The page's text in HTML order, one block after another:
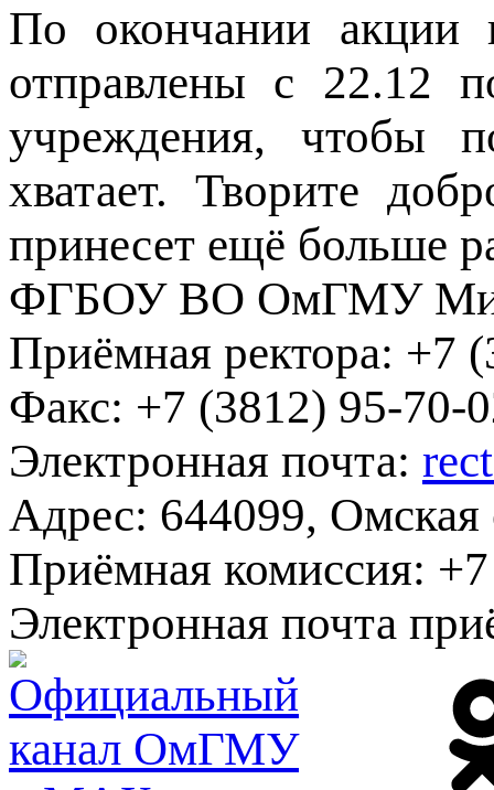
По окончании акции
отправлены с 22.12
учреждения, чтобы
хватает. Творите
принесет ещё больше
ФГБОУ ВО ОмГМУ
Приёмная ректора: +7
Факс: +7 (3812) 95-70-
Электронная почта:
Адрес: 644099, Омская
Приёмная комиссия:
Электронная почта